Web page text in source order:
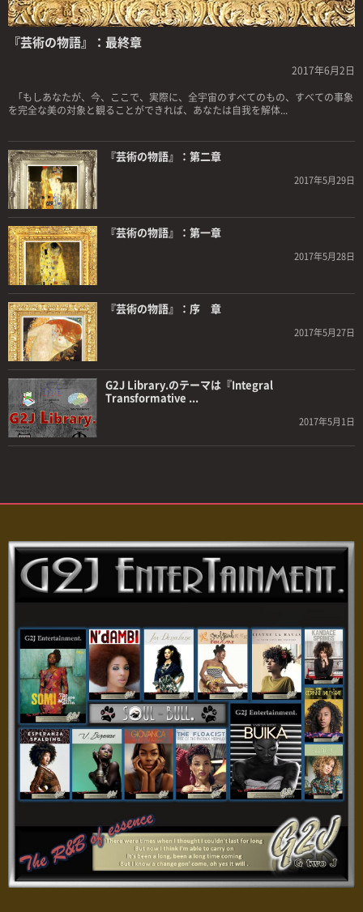
『芸術の物語』：最終章
2017年6月2日
「もしあなたが、今、ここで、実際に、全宇宙のすべてのもの、すべての事象
を完全な美の対象と観ることができれば、あなたは自我を解体...
『芸術の物語』：第二章
2017年5月29日
『芸術の物語』：第一章
2017年5月28日
『芸術の物語』：序 章
2017年5月27日
G2J Library.のテーマは『Integral
Transformative ...
2017年5月1日